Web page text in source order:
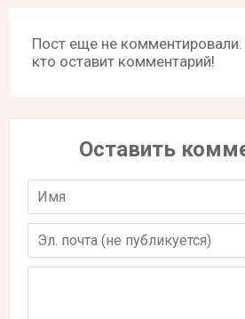
Пост еще не
кто оставит комментарий!
Оставить